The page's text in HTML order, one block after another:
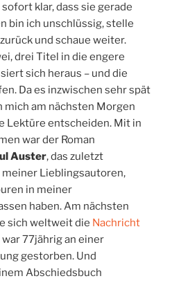
klar, dass sie gerade
bin ich unschlüssig, stelle
und schaue weiter.
drei Titel in die engere
sich heraus – und die
Da es inzwischen sehr spät
mich am nächsten Morgen
Lektüre entscheiden. Mit in
war der Roman
Auster, das zuletzt
Lieblingsautoren,
in meiner
haben. Am nächsten
sich weltweit die Nachricht
77jährig an einer
gestorben. Und
Abschiedsbuch